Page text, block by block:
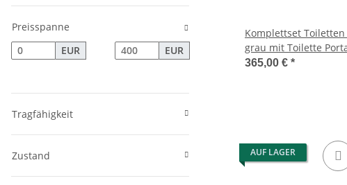
Komplettset Toiletten
grau mit Toilette
Polster schwarz
365,00 € *
AUF LAGER
Preisspanne
EUR
EUR
Tragfähigkeit
Zustand